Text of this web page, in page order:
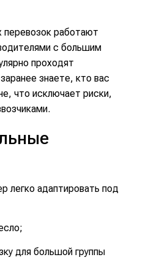
перевозок работают
с большим
проходят
знаете, кто вас
что исключает риски,
легко адаптировать под
для большой группы